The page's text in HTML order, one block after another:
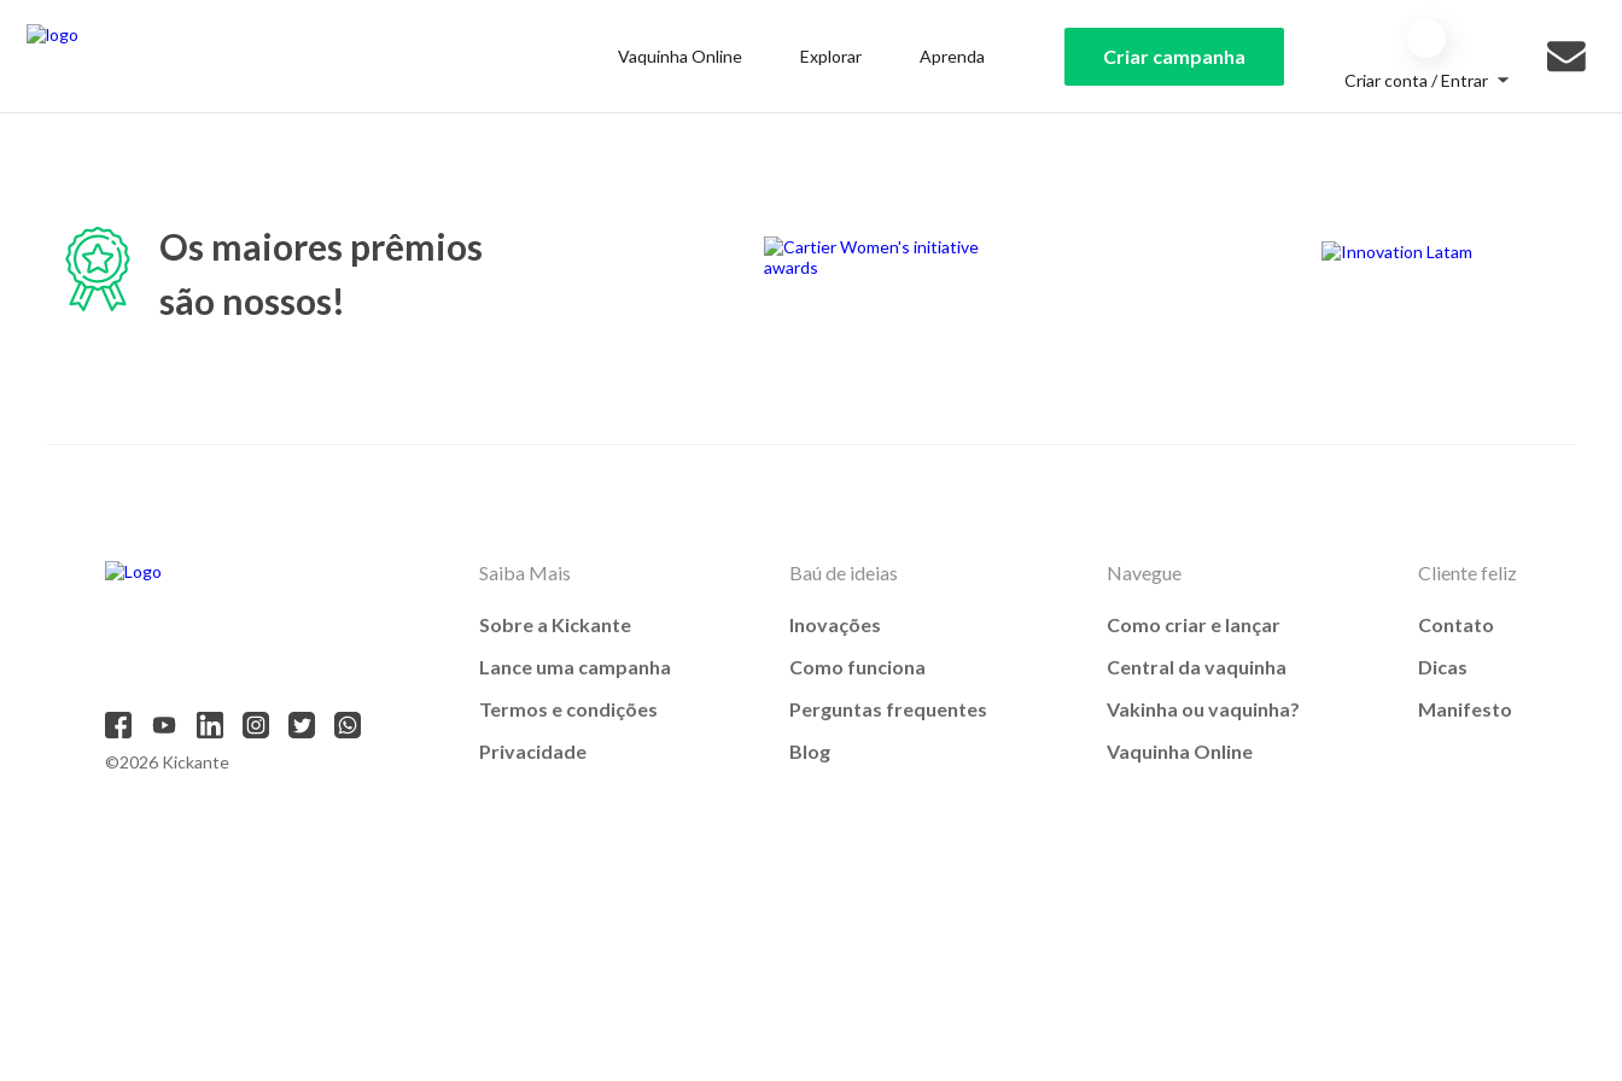
Vaquinha Online Explorar Aprenda Criar campanha
Criar conta / Entrar
Os maiores prêmios
são nossos!
©2026 Kickante
Saiba Mais
Sobre a Kickante
Lance uma campanha
Termos e condições
Privacidade
Baú de ideias
Inovações
Como funciona
Perguntas frequentes
Blog
Navegue
Como criar e lançar
Central da vaquinha
Vakinha ou vaquinha?
Vaquinha Online
Cliente feliz
Contato
Dicas
Manifesto